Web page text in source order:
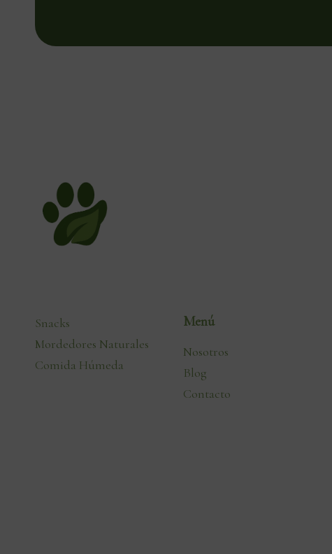
Snacks
Mordedores Naturales
Comida Húmeda
Menú
Nosotros
Blog
Contacto